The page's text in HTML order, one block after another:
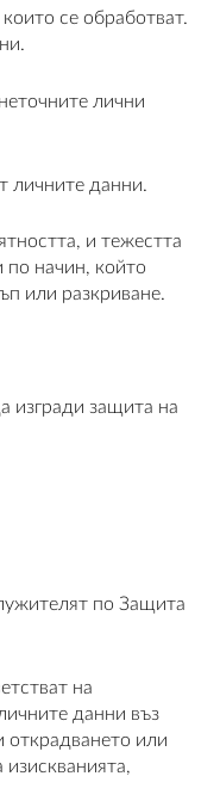
се обработват.
лични
личните данни.
и тежестта
по начин, който
или разкриване.
изгради защита на
по Защита
на
данни въз
открадването или